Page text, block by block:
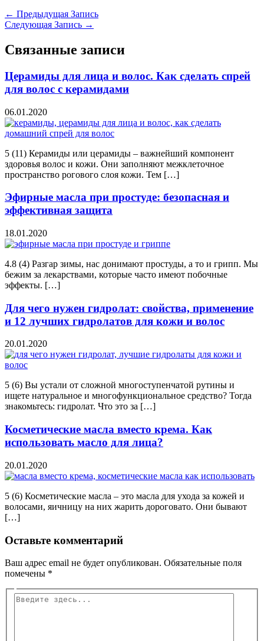
← Предыдущая Запись
Следующая Запись →
Связанные записи
Церамиды для лица и волос. Как сделать спрей
для волос с керамидами
06.01.2020
5 (11) Керамиды или церамиды – важнейший компонент
здоровья волос и кожи. Они заполняют межклеточное
пространство рогового слоя кожи. Тем […]
Эфирные масла при простуде: безопасная и
эффективная защита
18.01.2020
4.8 (4) Разгар зимы, нас донимают простуды, а то и грипп. Мы
бежим за лекарствами, которые часто имеют побочные
эффекты. […]
Для чего нужен гидролат: свойства, применение
и 12 лучших гидролатов для кожи и волос
20.01.2020
5 (6) Вы устали от сложной многоступенчатой рутины и
ищете натуральное и многофункциональное средство? Тогда
знакомьтесь: гидролат. Что это за […]
Косметические масла вместо крема. Как
использовать масло для лица?
20.01.2020
5 (6) Косметические масла – это масла для ухода за кожей и
волосами, яичницу на них жарить дороговато. Они бывают
[…]
Оставьте комментарий
Ваш адрес email не будет опубликован. Обязательные поля
помечены *
Введите